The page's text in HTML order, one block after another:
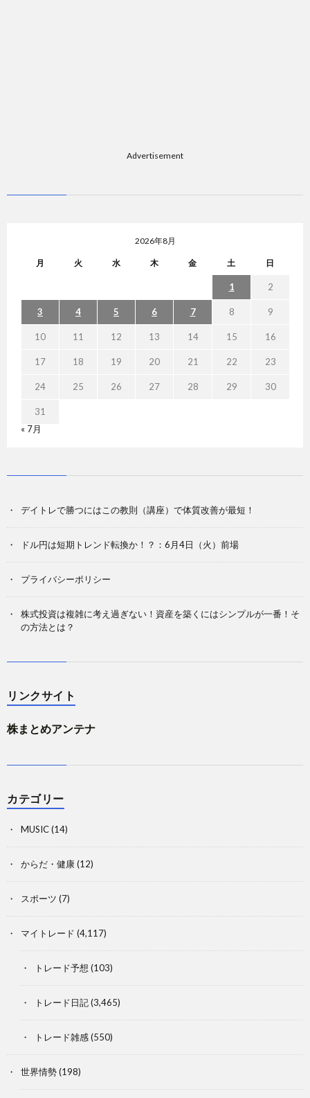
Advertisement
2026年8月
月 火 水 木 金 土 日
1 2
3 4 5 6 7 8 9
10 11 12 13 14 15 16
17 18 19 20 21 22 23
24 25 26 27 28 29 30
31
« 7月
デイトレで勝つにはこの教則（講座）で体質改善が最短！
ドル円は短期トレンド転換か！？：6月4日（火）前場
プライバシーポリシー
株式投資は複雑に考え過ぎない！資産を築くにはシンプルが一番！そ
の方法とは？
リンクサイト
株まとめアンテナ
カテゴリー
MUSIC(14)
からだ・健康(12)
スポーツ (7)
マイトレード (4,117)
トレード予想 (103)
トレード日記(3,465)
トレード雑感(550)
世界情勢(198)